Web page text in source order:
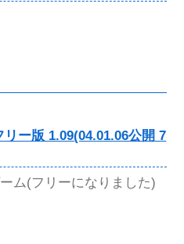
ー版 1.09(04.01.06公開 7
ム(フリーになりました)